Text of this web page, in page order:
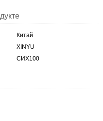
Китай
XINYU
СИХ100